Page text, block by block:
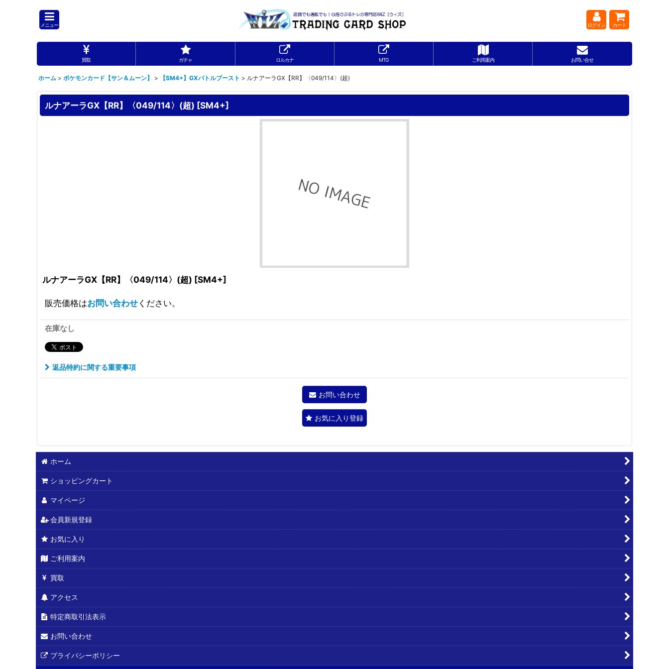
メニュー ログイン カート
買取 ガチャ ロルカナ MTG ご利用案内 お問い合せ
ホーム > ポケモンカード【サン＆ムーン】 > 【SM4+】GXバトルブースト > ルナアーラGX【RR】〈049/114〉(超)
ルナアーラGX【RR】〈049/114〉(超) [SM4+]
ルナアーラGX【RR】〈049/114〉(超) [SM4+]
販売価格はお問い合わせください。
在庫なし
返品特約に関する重要事項
お問い合わせ
お気に入り登録
ホーム
ショッピングカート
マイページ
会員新規登録
お気に入り
ご利用案内
買取
アクセス
特定商取引法表示
お問い合わせ
プライバシーポリシー